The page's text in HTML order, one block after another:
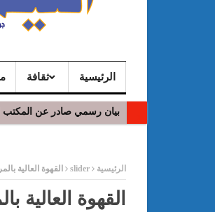
الرئيسية ثقافة
بيان رسمي صادر عن المكتب
الرئيسية slider القهوة العالية
القهوة